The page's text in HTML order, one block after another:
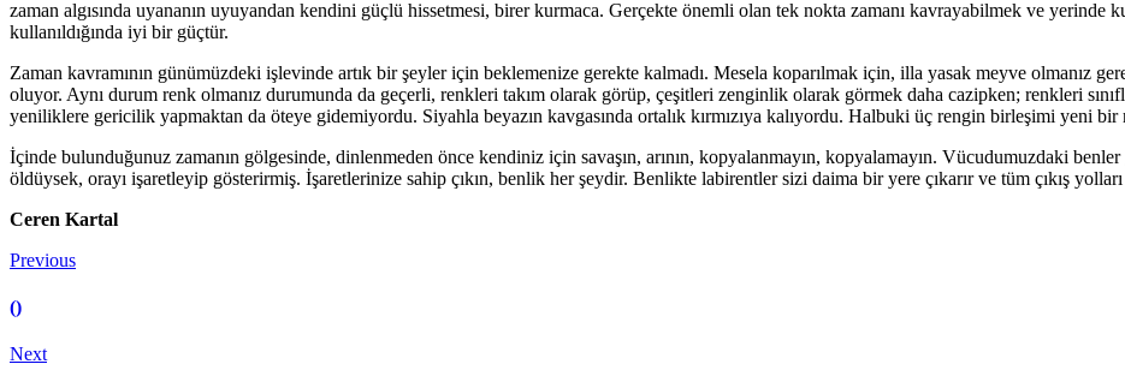
zaman algısında uyananın uyuyandan kendini güçlü hissetmesi, birer kurmaca. Gerçekte önemli olan tek nokta zamanı kavrayabilmek ve yerinde
kullanıldığında iyi bir güçtür.
Zaman kavramının günümüzdeki işlevinde artık bir şeyler için beklemenize gerekte kalmadı. Mesela koparılmak için, illa yasak meyve olmanız
oluyor. Aynı durum renk olmanız durumunda da geçerli, renkleri takım olarak görüp, çeşitleri zenginlik olarak görmek daha cazipken; renkleri
yeniliklere gericilik yapmaktan da öteye gidemiyordu. Siyahla beyazın kavgasında ortalık kırmızıya kalıyordu. Halbuki üç rengin birleşimi yeni bir
İçinde bulunduğunuz zamanın gölgesinde, dinlenmeden önce kendiniz için savaşın, arının, kopyalanmayın, kopyalamayın. Vücudumuzdaki benler
öldüysek, orayı işaretleyip gösterirmiş. İşaretlerinize sahip çıkın, benlik her şeydir. Benlikte labirentler sizi daima bir yere çıkarır ve tüm çıkış yolları
Ceren Kartal
Previous
()
Next